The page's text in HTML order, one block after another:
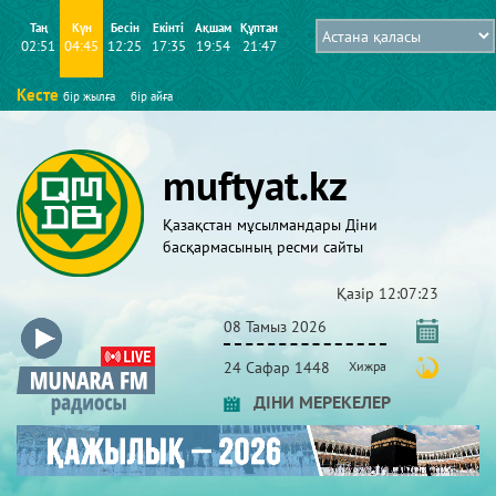
Таң
02:51
Күн
04:45
Бесін
12:25
Екінті
17:35
Ақшам
19:54
Құптан
21:47
Кесте бір жылға бір айға
muftyat.kz
Қазақстан мұсылмандары Діни
басқармасының ресми сайты
Қазір 12:07:23
08 Тамыз 2026
24 Сафар 1448 Хижра
ДІНИ МЕРЕКЕЛЕР